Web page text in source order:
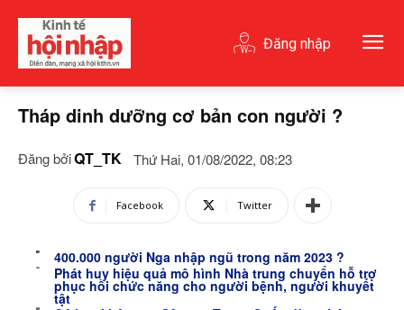
Đăng nhập
Tháp dinh dưỡng cơ bản con người ?
Đăng bởiQT_TK Thứ Hai, 01/08/2022, 08:23
Facebook Twitter
400.000 người Nga nhập ngũ trong năm 2023 ?
Phát huy hiệu quả mô hình Nhà trung chuyển hỗ trợ
phục hồi chức năng cho người bệnh, người khuyết
tật